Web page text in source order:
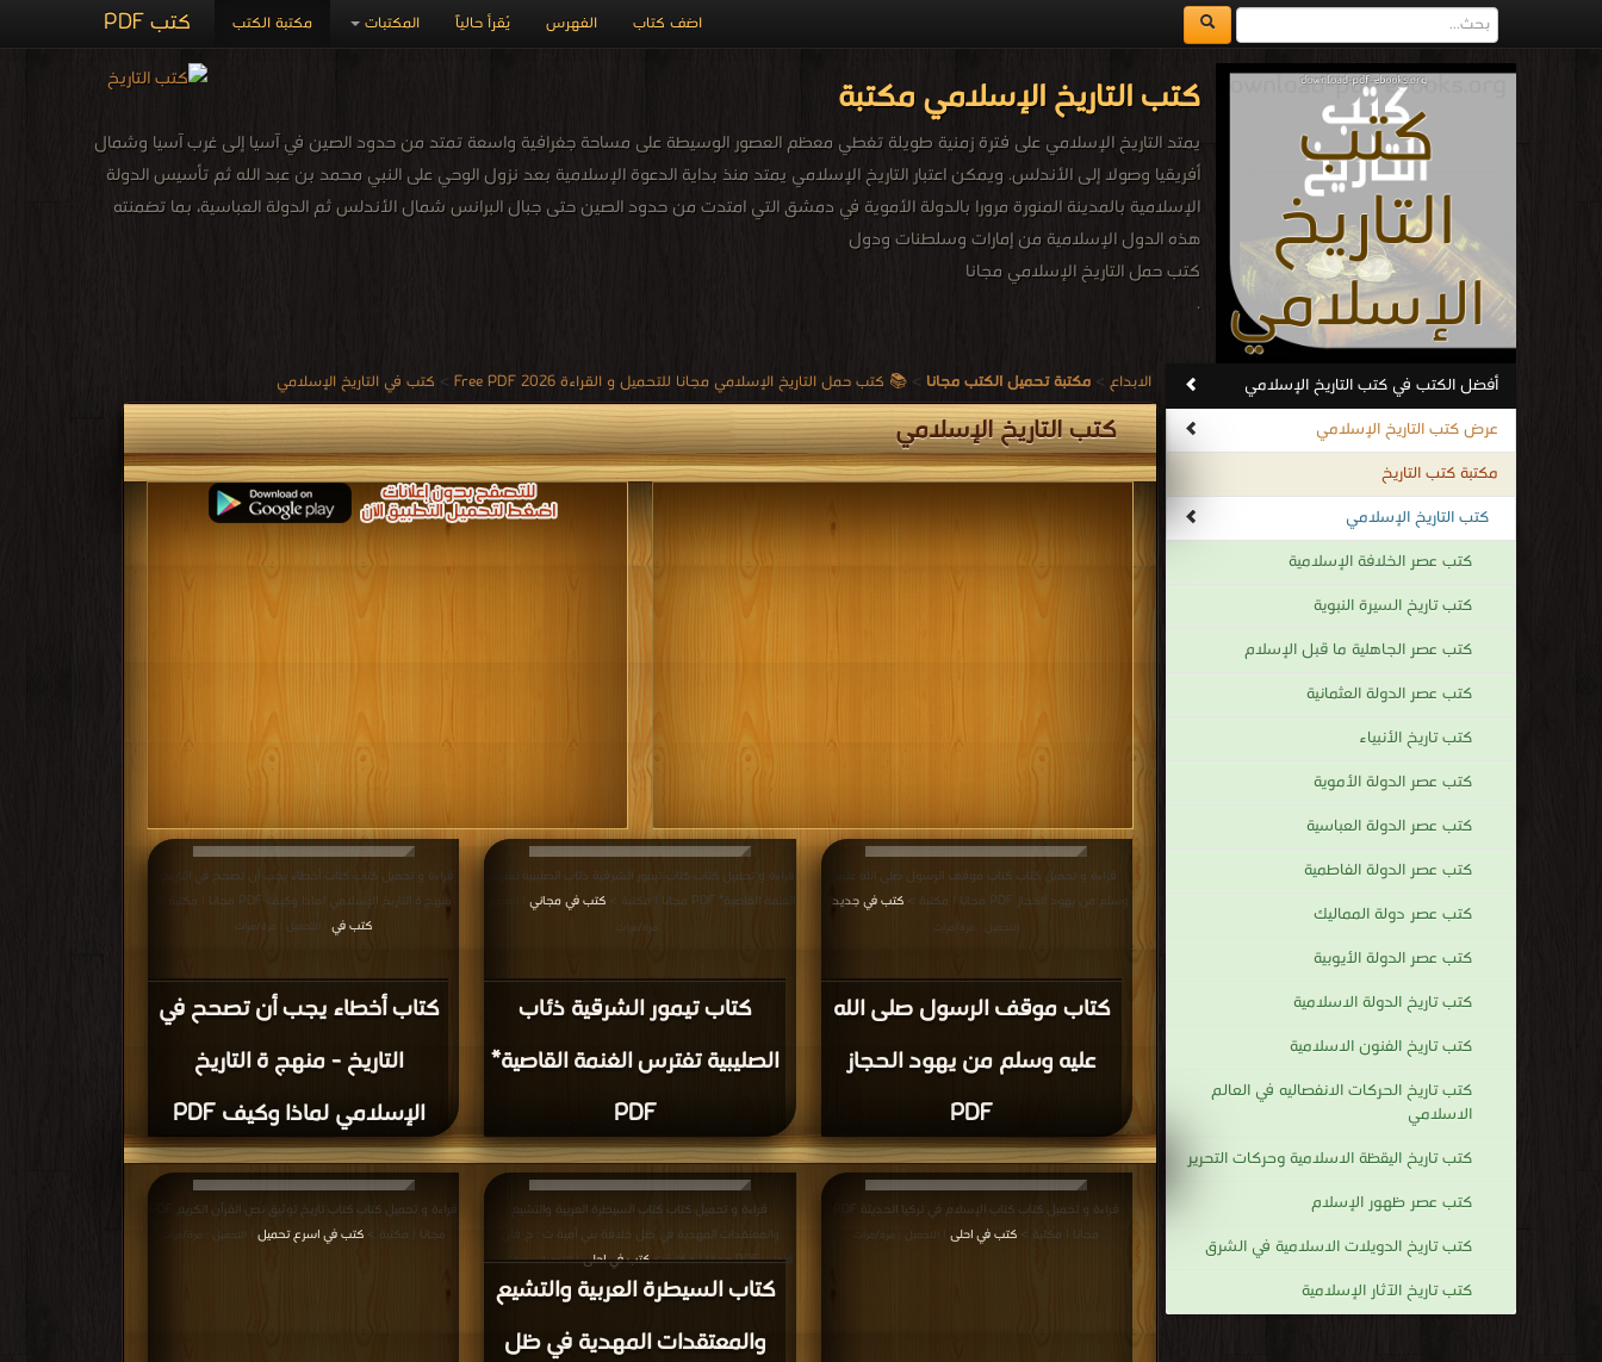
كتب PDF مكتبة الكتب المكتبات يُقرأ حالياً الفهرس اضف كتاب
كتب التاريخ الإسلامي مكتبة
يمتد التاريخ الإسلامي على فترة زمنية طويلة تغطي معظم العصور الوسيطة على مساحة جغرافية واسعة تمتد من حدود الصين في آسيا إلى غرب آسيا وشمال
أفريقيا وصولا إلى الأندلس. ويمكن اعتبار التاريخ الإسلامي يمتد منذ بداية الدعوة الإسلامية بعد نزول الوحي على النبي محمد بن عبد الله ثم تأسيس الدولة
الإسلامية بالمدينة المنورة مرورا بالدولة الأموية في دمشق التي امتدت من حدود الصين حتى جبال البرانس شمال الأندلس ثم الدولة العباسية، بما تضمنته
هذه الدول الإسلامية من إمارات وسلطنات ودول
كتب حمل التاريخ الإسلامي مجانا
.
أفضل الكتب في كتب التاريخ الإسلامي
عرض كتب التاريخ الإسلامي
مكتبة كتب التاريخ
كتب التاريخ الإسلامي
كتب عصر الخلافة الإسلامية
كتب تاريخ السيرة النبوية
كتب عصر الجاهلية ما قبل الإسلام
كتب عصر الدولة العثمانية
كتب تاريخ الأنبياء
كتب عصر الدولة الأموية
كتب عصر الدولة العباسية
كتب عصر الدولة الفاطمية
كتب عصر دولة المماليك
كتب عصر الدولة الأيوبية
كتب تاريخ الدولة الاسلامية
كتب تاريخ الفنون الاسلامية
كتب تاريخ الحركات الانفصاليه في العالم
الاسلامي
كتب تاريخ اليقظة الاسلامية وحركات التحرير
كتب عصر ظهور الإسلام
كتب تاريخ الدويلات الاسلامية في الشرق
كتب تاريخ الآثار الإسلامية
الابداع > مكتبة تحميل الكتب مجانا > 📚 كتب حمل التاريخ الإسلامي مجانا للتحميل و القراءة 2026 Free PDF > كتب في التاريخ الإسلامي
كتب التاريخ الإسلامي
كتاب أخطاء يجب أن تصحح في
التاريخ - منهج ة التاريخ
الإسلامي لماذا وكيف PDF
قراءة و تحميل كتاب كتاب أخطاء يجب أن تصحح في التاريخ -
منهج ة التاريخ الإسلامي لماذا وكيف PDF مجانا | مكتبة >
كتب في
| التحميل : مرة/مرات
كتاب تيمور الشرقية ذئاب
الصليبية تفترس الغنمة القاصية*
PDF
قراءة و تحميل كتاب كتاب تيمور الشرقية ذئاب الصليبية تفترس
الغنمة القاصية* PDF مجانا | مكتبة >
كتب في مجاني
: مرة/مرات
كتاب موقف الرسول صلى الله
عليه وسلم من يهود الحجاز
PDF
قراءة و تحميل كتاب كتاب موقف الرسول صلى الله عليه
وسلم من يهود الحجاز PDF مجانا | مكتبة >
كتب في جديد
التحميل : مرة/مرات
مجانا | مكتبة > كتب في اسرع تحميل | التحميل : مرة/مرات
كتاب السيطرة العربية والتشيع
والمعتقدات المهدية في ظل
قراءة و تحميل كتاب كتاب السيطرة العربية والتشيع
والمعتقدات المهدية في ظل خلافة بني أمية ت : ج فان
فلوتن PDF مجانا | مكتبة >
كتب في احلى| التحميل : مرة/مرات
قراءة و تحميل كتاب كتاب الإسلام في تركيا الحديثة PDF
مجانا | مكتبة > كتب في احلى | التحميل : مرة/مرات